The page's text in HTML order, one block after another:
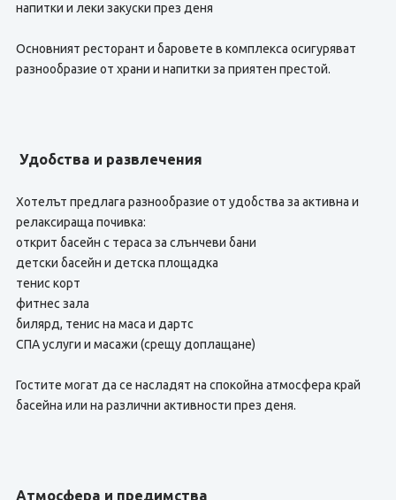
напитки и леки закуски през деня
Основният ресторант и баровете в комплекса осигуряват
разнообразие от храни и напитки за приятен престой.
Удобства и развлечения
Хотелът предлага разнообразие от удобства за активна и
релаксираща почивка:
открит басейн с тераса за слънчеви бани
детски басейн и детска площадка
тенис корт
фитнес зала
билярд, тенис на маса и дартс
СПА услуги и масажи (срещу доплащане)
Гостите могат да се насладят на спокойна атмосфера край
басейна или на различни активности през деня.
Атмосфера и предимства